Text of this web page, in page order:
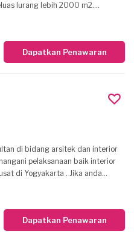
lurang lebih 2000 m2.
dan kualitas barang terbaik
Dapatkan Penawaran
di bidang arsitek dan interior
pelaksanaan baik interior
di Yogyakarta . Jika anda
Dapatkan Penawaran